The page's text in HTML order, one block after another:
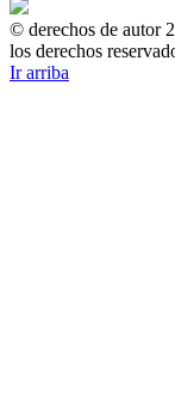
© derechos de autor
los derechos
Ir arriba